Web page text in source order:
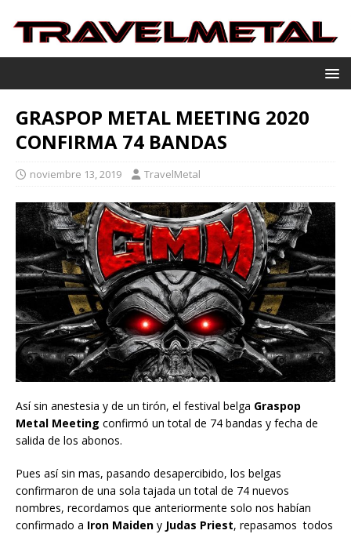
GRASPOP METAL MEETING 2020
CONFIRMA 74 BANDAS
noviembre 13, 2019 TravelMetal
Así sin anestesia y de un tirón, el festival belga Graspop
Metal Meeting confirmó un total de 74 bandas y fecha de
salida de los abonos.
Pues así sin mas, pasando desapercibido, los belgas
confirmaron de una sola tajada un total de 74 nuevos
nombres, recordamos que anteriormente solo nos habían
confirmado a Iron Maiden y Judas Priest, repasamos todos